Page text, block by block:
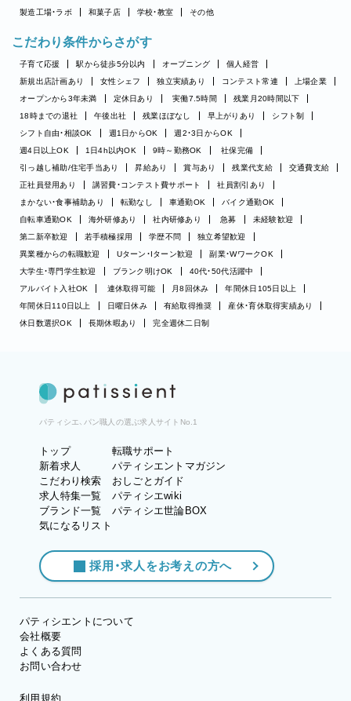
製造工場・ラボ
和菓子店 学校・教室 その他
こだわり条件からさがす
子育て応援 駅から徒歩5分以内 オープニング
個人経営
新規出店計画あり
女性シェフ 独立実績あり コンテスト常連
上場企業
オープンから3年未満
定休日あり 実働7.5時間
残業月20時間以下
18時までの退社
午後出社 残業ほぼなし 早上がりあり
シフト制
シフト自由・相談OK
週1日からOK
週2・3日からOK
週4日以上OK
1日4h以内OK 9時～勤務OK
社保完備
引っ越し補助/住宅手当あり
昇給あり 賞与あり 残業代支給
交通費支給
正社員登用あり
講習費・コンテスト費サポート
社員割引あり
まかない・食事補助あり
転勤なし 車通勤OK
バイク通勤OK
自転車通勤OK
海外研修あり 社内研修あり 急募
未経験歓迎
第二新卒歓迎
若手積極採用 学歴不問
独立希望歓迎
異業種からの転職歓迎
Uターン・Iターン歓迎
副業・WワークOK
大学生・専門学生歓迎
ブランク明けOK
40代・50代活躍中
アルバイト入社OK
連休取得可能 月8回休み
年間休日105日以上
年間休日110日以上
日曜日休み 有給取得推奨
産休・育休取得実績あり
休日数選択OK
長期休暇あり 完全週休二日制
パティシエ、パン職人の選ぶ求人サイトNo.1
トップ
新着求人
こだわり検索
求人特集一覧
ブランド一覧
気になるリスト
転職サポート
パティシエントマガジン
おしごとガイド
パティシエwiki
パティシエ世論BOX
採用・求人をお考えの方へ
パティシエントについて
会社概要
よくある質問
お問い合わせ
利用規約